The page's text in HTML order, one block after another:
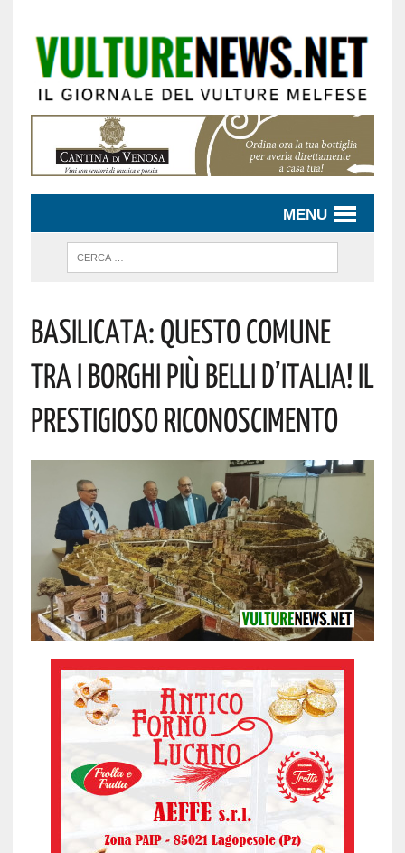
MENU
Basilicata: Questo Comune
Tra I Borghi Più Belli D’Italia! Il
Prestigioso Riconoscimento